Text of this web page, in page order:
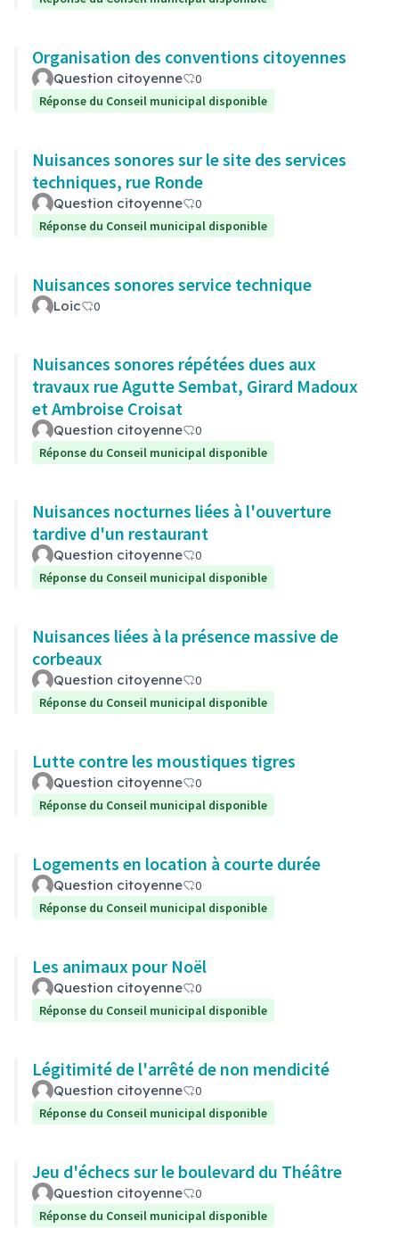
Organisation des conventions citoyennes
Question citoyenne
0
Réponse du Conseil municipal disponible
Nuisances sonores sur le site des services
techniques, rue Ronde
Question citoyenne
0
Réponse du Conseil municipal disponible
Nuisances sonores service technique
Loic 0
Nuisances sonores répétées dues aux
travaux rue Agutte Sembat, Girard Madoux
et Ambroise Croisat
Question citoyenne
0
Réponse du Conseil municipal disponible
Nuisances nocturnes liées à l'ouverture
tardive d'un restaurant
Question citoyenne
0
Réponse du Conseil municipal disponible
Nuisances liées à la présence massive de
corbeaux
Question citoyenne
0
Réponse du Conseil municipal disponible
Lutte contre les moustiques tigres
Question citoyenne
0
Réponse du Conseil municipal disponible
Logements en location à courte durée
Question citoyenne
0
Réponse du Conseil municipal disponible
Les animaux pour Noël
Question citoyenne
0
Réponse du Conseil municipal disponible
Légitimité de l'arrêté de non mendicité
Question citoyenne
0
Réponse du Conseil municipal disponible
Jeu d'échecs sur le boulevard du Théâtre
Question citoyenne
0
Réponse du Conseil municipal disponible